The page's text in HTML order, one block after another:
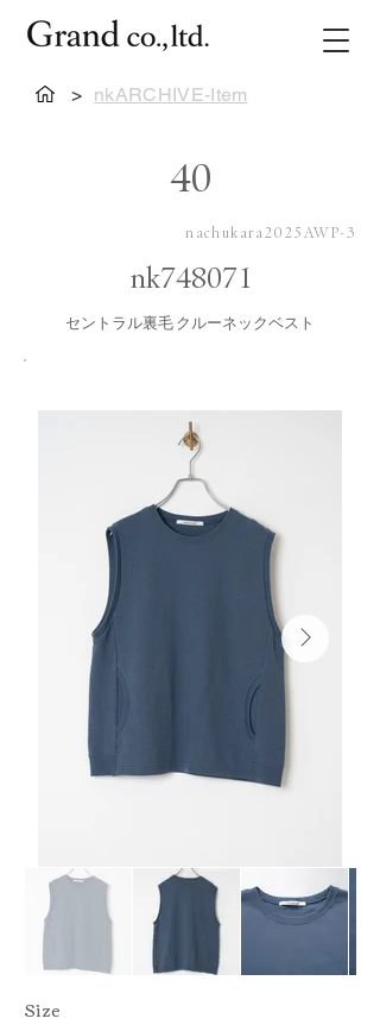
> nkARCHIVE-Item
40
nachukara2025AWP-3
nk748071
セントラル裏毛 クルーネックベスト
​Size